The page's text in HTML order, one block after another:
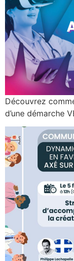
Découvrez
d’une démarche